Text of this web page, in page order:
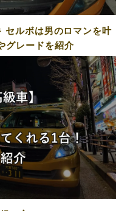
セルボは男のロマンを叶
グレードを紹介